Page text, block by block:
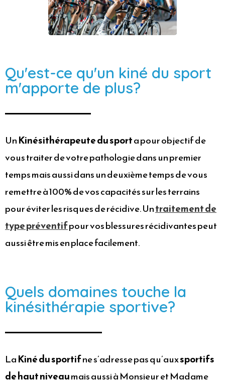
Qu'est-ce qu'un kiné du sport
m'apporte de plus?
UnKinésithérapeute du sporta pour objectif de
vous traiter de votre pathologie dans un premier
temps mais aussi dans un deuxième temps de vous
remettre à 100% de vos capacités sur les terrains
pour éviter les risques de récidive. Untraitement de
type préventifpour vos blessures récidivantes peut
aussi être mis en place facilement.
Quels domaines touche la
kinésithérapie sportive?
LaKiné du sportifne s’adresse pas qu’auxsportifs
de haut niveaumais aussi à Monsieur et Madame